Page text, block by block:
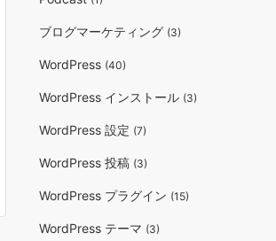
ブログマーケティング (3)
WordPress (40)
WordPress インストール (3)
WordPress 設定 (7)
WordPress 投稿 (3)
WordPress プラグイン (15)
WordPress テーマ (3)